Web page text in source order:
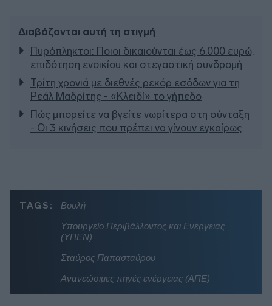
Διαβάζονται αυτή τη στιγμή
Πυρόπληκτοι: Ποιοι δικαιούνται έως 6.000 ευρώ,
επιδότηση ενοικίου και στεγαστική συνδρομή
Τρίτη χρονιά με διεθνές ρεκόρ εσόδων για τη
Ρεάλ Μαδρίτης - «Κλειδί» το γήπεδο
Πώς μπορείτε να βγείτε νωρίτερα στη σύνταξη
- Οι 3 κινήσεις που πρέπει να γίνουν εγκαίρως
TAGS:
Βουλή
Υπουργείο Περιβάλλοντος και Ενέργειας
(ΥΠΕΝ)
Σταύρος Παπασταύρου
Ανανεώσιμες πηγές ενέργειας (ΑΠΕ)